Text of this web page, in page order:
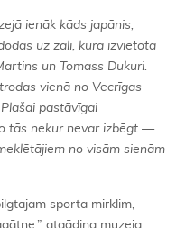
ienāk kāds japānis,
uz zāli, kurā izvietota
un Tomass Dukuri.
vienā no Vecrīgas
pastāvīgai
tās nekur nevar izbēgt —
no visām sienām
sporta mirklim,